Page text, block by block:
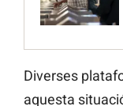
Diverses
aquesta